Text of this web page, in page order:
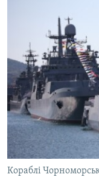
Кораблі